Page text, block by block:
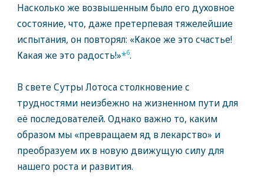
Насколько же возвышенным было его духовное
состояние, что, даже претерпевая тяжелейшие
испытания, он повторял: «Какое же это счастье!
Какая же это радость!»*6.
В свете Сутры Лотоса столкновение с
трудностями неизбежно на жизненном пути для
её последователей. Однако важно то, каким
образом мы «превращаем яд в лекарство» и
преобразуем их в новую движущую силу для
нашего роста и развития.